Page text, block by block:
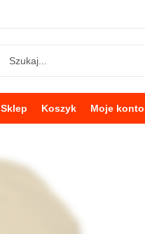
Sklep Koszyk Moje konto